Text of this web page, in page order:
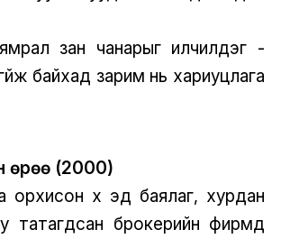
зан чанарыг илчилдэг -
байхад зарим нь хариуцлага
өрөө (2000)
орхисон хүү эд баялаг, хурдан
татагдсан брокерийн фирмд